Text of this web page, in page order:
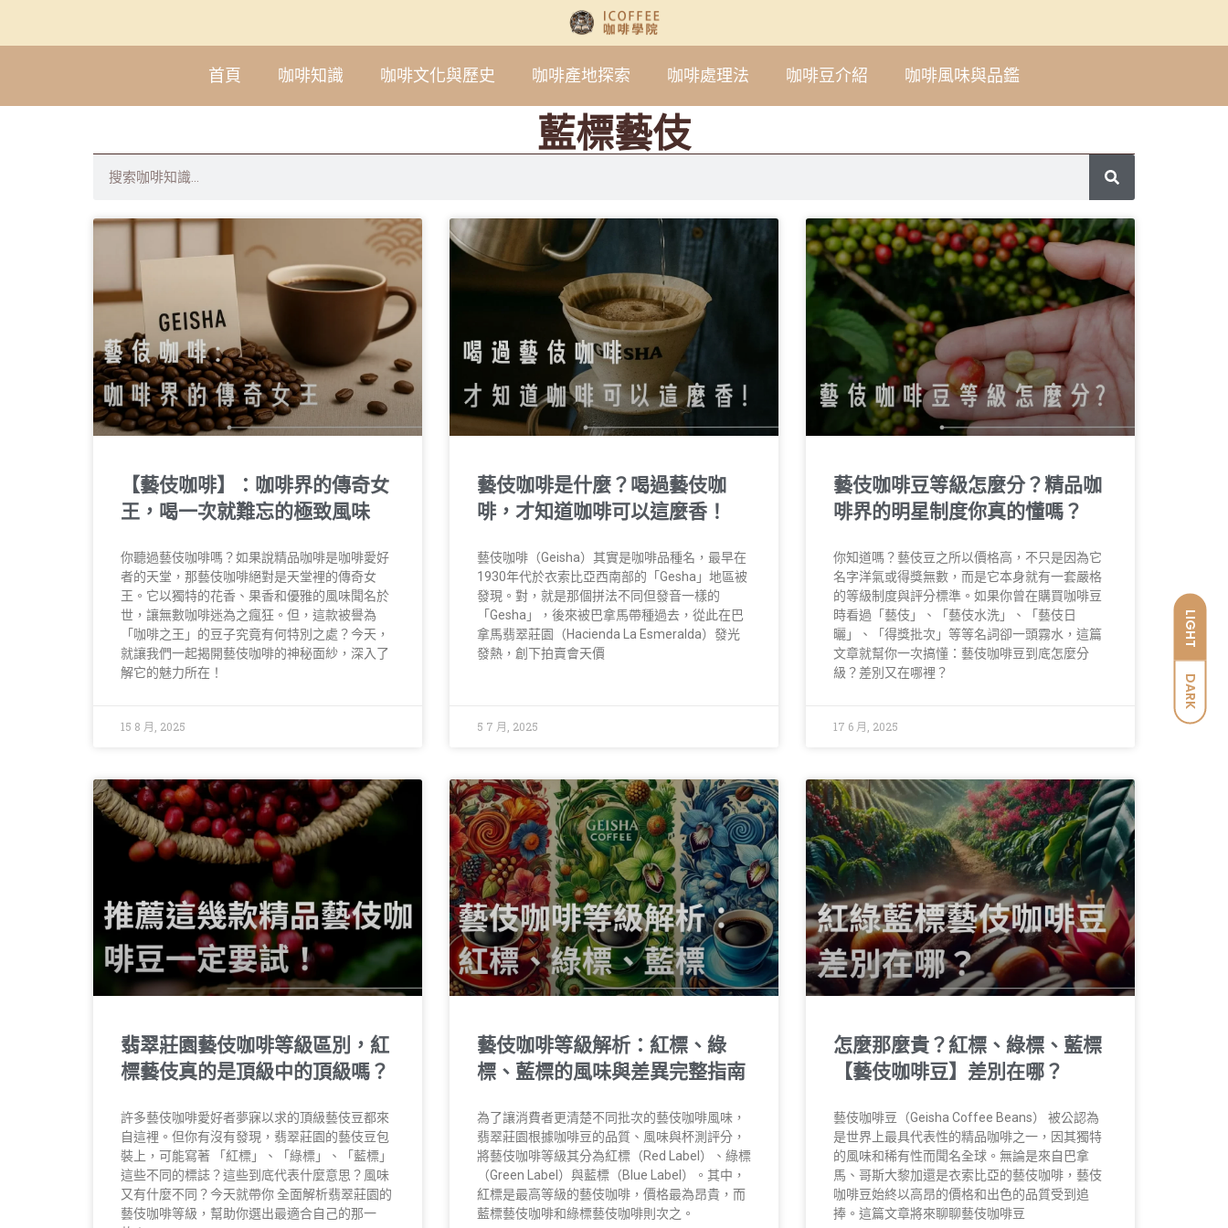
LIGHT
DARK
首頁 咖啡知識 咖啡文化與歷史 咖啡產地探索 咖啡處理法 咖啡豆介紹 咖啡風味與品鑑
藍標藝伎
【藝伎咖啡】：咖啡界的傳奇女
王，喝一次就難忘的極致風味
你聽過藝伎咖啡嗎？如果說精品咖啡是咖啡愛好
者的天堂，那藝伎咖啡絕對是天堂裡的傳奇女
王。它以獨特的花香、果香和優雅的風味聞名於
世，讓無數咖啡迷為之瘋狂。但，這款被譽為
「咖啡之王」的豆子究竟有何特別之處？今天，
就讓我們一起揭開藝伎咖啡的神秘面紗，深入了
解它的魅力所在！
15 8 月, 2025
藝伎咖啡是什麼？喝過藝伎咖
啡，才知道咖啡可以這麼香！
藝伎咖啡（Geisha）其實是咖啡品種名，最早在
1930年代於衣索比亞西南部的「Gesha」地區被
發現。對，就是那個拼法不同但發音一樣的
「Gesha」，後來被巴拿馬帶種過去，從此在巴
拿馬翡翠莊園（Hacienda La Esmeralda）發光
發熱，創下拍賣會天價
5 7 月, 2025
藝伎咖啡豆等級怎麼分？精品咖
啡界的明星制度你真的懂嗎？
你知道嗎？藝伎豆之所以價格高，不只是因為它
名字洋氣或得獎無數，而是它本身就有一套嚴格
的等級制度與評分標準。如果你曾在購買咖啡豆
時看過「藝伎」、「藝伎水洗」、「藝伎日
曬」、「得獎批次」等等名詞卻一頭霧水，這篇
文章就幫你一次搞懂：藝伎咖啡豆到底怎麼分
級？差別又在哪裡？
17 6 月, 2025
翡翠莊園藝伎咖啡等級區別，紅
標藝伎真的是頂級中的頂級嗎？
許多藝伎咖啡愛好者夢寐以求的頂級藝伎豆都來
自這裡。但你有沒有發現，翡翠莊園的藝伎豆包
裝上，可能寫著 「紅標」、「綠標」、「藍標」
這些不同的標誌？這些到底代表什麼意思？風味
又有什麼不同？今天就帶你 全面解析翡翠莊園的
藝伎咖啡等級，幫助你選出最適合自己的那一
藝伎咖啡等級解析：紅標、綠
標、藍標的風味與差異完整指南
為了讓消費者更清楚不同批次的藝伎咖啡風味，
翡翠莊園根據咖啡豆的品質、風味與杯測評分，
將藝伎咖啡等級其分為紅標（Red Label）、綠標
（Green Label）與藍標（Blue Label）。其中，
紅標是最高等級的藝伎咖啡，價格最為昂貴，而
藍標藝伎咖啡和綠標藝伎咖啡則次之。
怎麼那麼貴？紅標、綠標、藍標
【藝伎咖啡豆】差別在哪？
藝伎咖啡豆（Geisha Coffee Beans） 被公認為
是世界上最具代表性的精品咖啡之一，因其獨特
的風味和稀有性而聞名全球。無論是來自巴拿
馬、哥斯大黎加還是衣索比亞的藝伎咖啡，藝伎
咖啡豆始終以高昂的價格和出色的品質受到追
捧。這篇文章將來聊聊藝伎咖啡豆